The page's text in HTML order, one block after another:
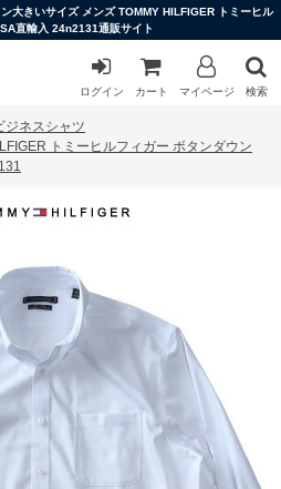
大きいサイズ メンズ TOMMY HILFIGER トミーヒル
直輸入 24n2131通販サイト
ログイン カート マイページ 検索
ジネスシャツ
トミーヒルフィガー ボタンダウン